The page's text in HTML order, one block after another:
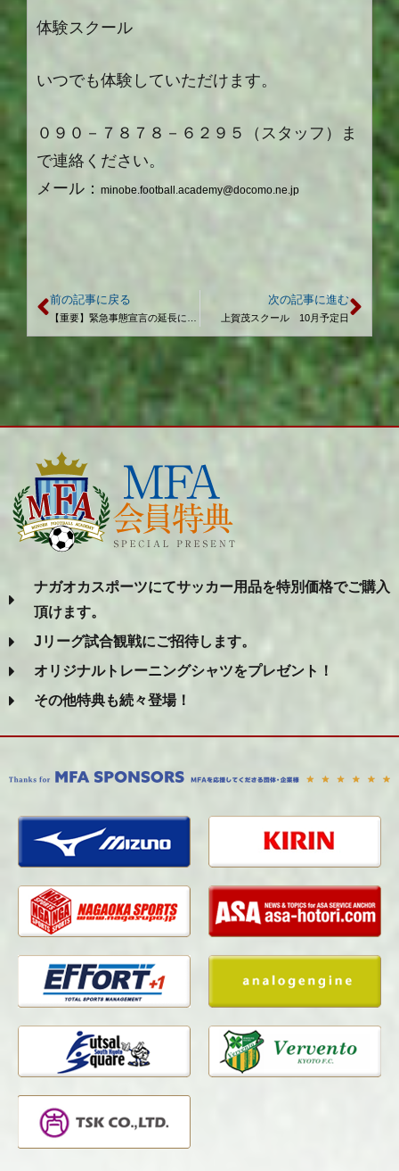
体験スクール
いつでも体験していただけます。
０９０－７８７８－６２９５（スタッフ）ま
で連絡ください。
メール： minobe.football.academy@docomo.ne.jp
前の記事に戻る 次の記事に進む
上賀茂スクール 10月予定日
ナガオカスポーツにてサッカー用品を特別価格でご購入
頂けます。
Jリーグ試合観戦にご招待します。
オリジナルトレーニングシャツをプレゼント！
その他特典も続々登場！